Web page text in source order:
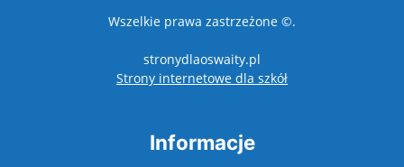
Wszelkie prawa zastrzeżone ©.
stronydlaoswaity.pl
Strony internetowe dla szkółotwiera się w
Informacje